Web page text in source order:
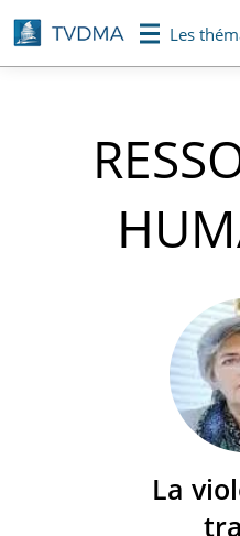
Aller
au
contenu
Les
La